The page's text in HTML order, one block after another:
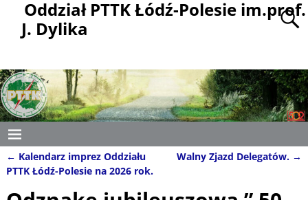
Oddział PTTK Łódź-Polesie im.prof.
J. Dylika
Nawigacja
← Kalendarz imprez Oddziału
PTTK Łódź-Polesie na 2026 rok.
Walny Zjazd Delegatów. →